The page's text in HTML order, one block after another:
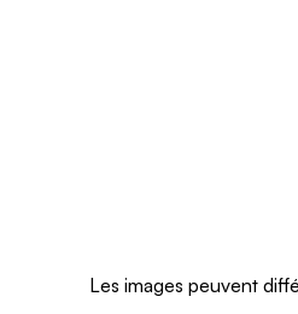
Les images peuvent